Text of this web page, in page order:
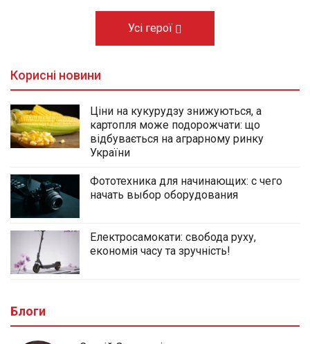
Усі герої
Корисні новини
Ціни на кукурудзу знижуються, а
картопля може подорожчати: що
відбувається на аграрному ринку
України
Фототехника для начинающих: с чего
начать выбор оборудования
Електросамокати: свобода руху,
економія часу та зручність!
Блоги